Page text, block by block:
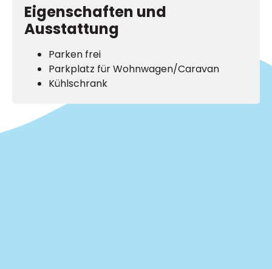
Eigenschaften und
Ausstattung
Parken frei
Parkplatz für Wohnwagen/Caravan
Kühlschrank